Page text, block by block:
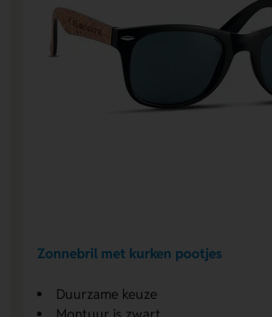
Zonnebril met kurken pootjes
Duurzame keuze